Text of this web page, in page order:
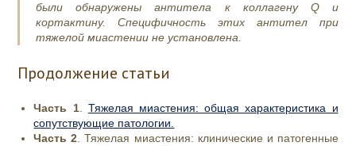
были обнаружены антитела к коллагену Q и
кортактину. Специфичность этих антител при
тяжелой миастении не установлена.
Продолжение статьи
Часть 1. Тяжелая миастения: общая характеристика и
сопутствующие патологии.
Часть 2. Тяжелая миастения: клинические и патогенные